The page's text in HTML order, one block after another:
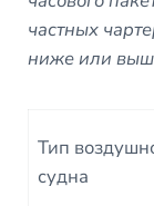
частных
ниже или
Тип
судна